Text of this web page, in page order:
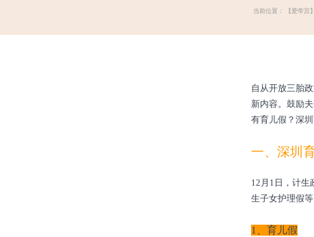
当前位置： 【爱帝宫
自从开放三胎
新内容。鼓励
有育儿假？深
一、深圳
12月1日，计生
生子女护理假
1、育儿假